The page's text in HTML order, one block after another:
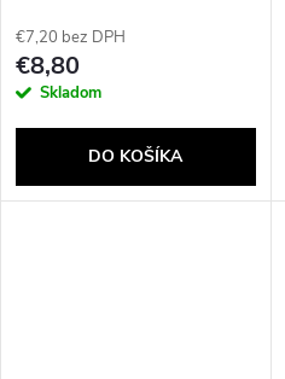
€7,20 bez DPH
€8,80
Skladom
DO KOŠÍKA